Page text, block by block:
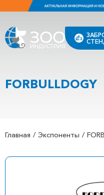
FORBULLDOGY
Главная Экспоненты